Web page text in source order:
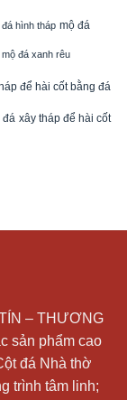
đá hình tháp mộ đá
mộ đá xanh rêu
để hài cốt bằng đá
đá xây tháp để hài cốt
– THƯƠNG
sản phẩm cao
đá Nhà thờ
trình tâm linh;